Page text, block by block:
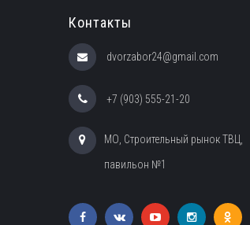
Контакты
dvorzabor24@gmail.com
+7 (903) 555-21-20
МО, Строительный рынок ТВЦ,
павильон №1